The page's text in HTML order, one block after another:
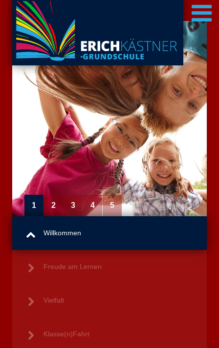
1 2 3 4 5
Willkommen
Freude am Lernen
Vielfalt
Klasse(n)Fahrt